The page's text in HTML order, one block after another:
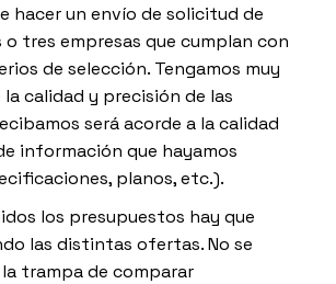
hacer un envío de solicitud de
tres empresas que cumplan con
de selección. Tengamos muy
calidad y precisión de las
será acorde a la calidad
información que hayamos
planos, etc.).
los presupuestos hay que
las distintas ofertas. No se
trampa de comparar